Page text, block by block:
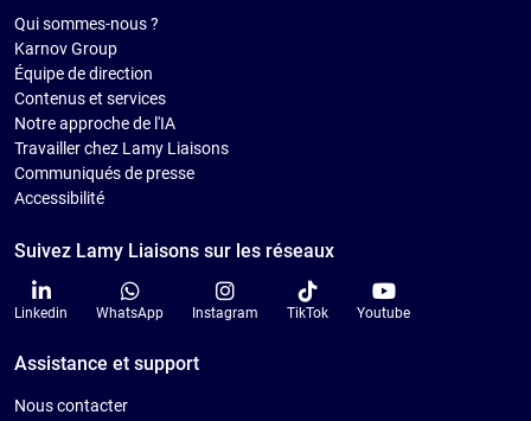
Qui sommes-nous ?
Karnov Group
Équipe de direction
Contenus et services
Notre approche de l'IA
Travailler chez Lamy Liaisons
Communiqués de presse
Accessibilité
Suivez Lamy Liaisons sur les réseaux
Linkedin WhatsApp Instagram TikTok Youtube
Assistance et support
Nous contacter